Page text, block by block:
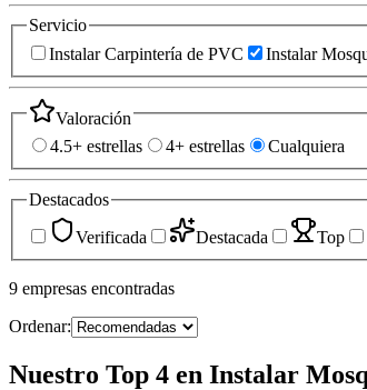
Servicio
Instalar Carpintería de PVC
Instalar
Valoración
4.5+ estrellas
4+ estrellas Cualquiera
Destacados
Verificada
Destacada Top
9 empresas encontradas
Ordenar:
Nuestro Top 4 en Instalar